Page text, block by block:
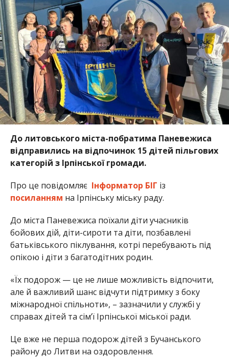
До литовського міста-побратима Паневежиса
відправились на відпочинок 15 дітей пільгових
категорій з Ірпінської громади.
Про це повідомляє Інформатор БІГ із
посиланням на Ірпінську міську раду.
До міста Паневежиса поїхали діти учасників
бойових дій, діти-сироти та діти, позбавлені
батьківського піклування, котрі перебувають під
опікою і діти з багатодітних родин.
«Їх подорож — це не лише можливість відпочити,
але й важливий шанс відчути підтримку з боку
міжнародної спільноти», – зазначили у службі у
справах дітей та сімʼї Ірпінської міської ради.
Це вже не перша подорож дітей з Бучанського
району до Литви на оздоровлення.